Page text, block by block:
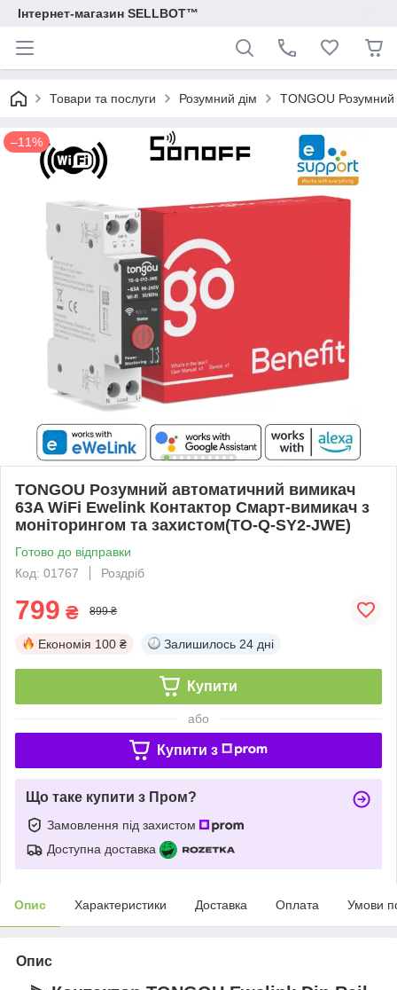
Інтернет-магазин SELLBOT™
Товари та послуги Розумний дім TONGOU Розумний
–11%
TONGOU Розумний автоматичний вимикач
63A WiFi ​​​​​​​​​Ewelink ​​​Контактор Смарт-вимикач з
моніторингом та захистом(TO-Q-SY2-JWE)
Готово до відправки
Код: 01767
Роздріб
799 ₴ 899 ₴
Економія 100 ₴ Залишилось 24 дні
Купити
або
Купити з
Що таке купити з Пром?
Замовлення під захистом
Доступна доставка
Опис Характеристики Доставка Оплата Умови
Опис